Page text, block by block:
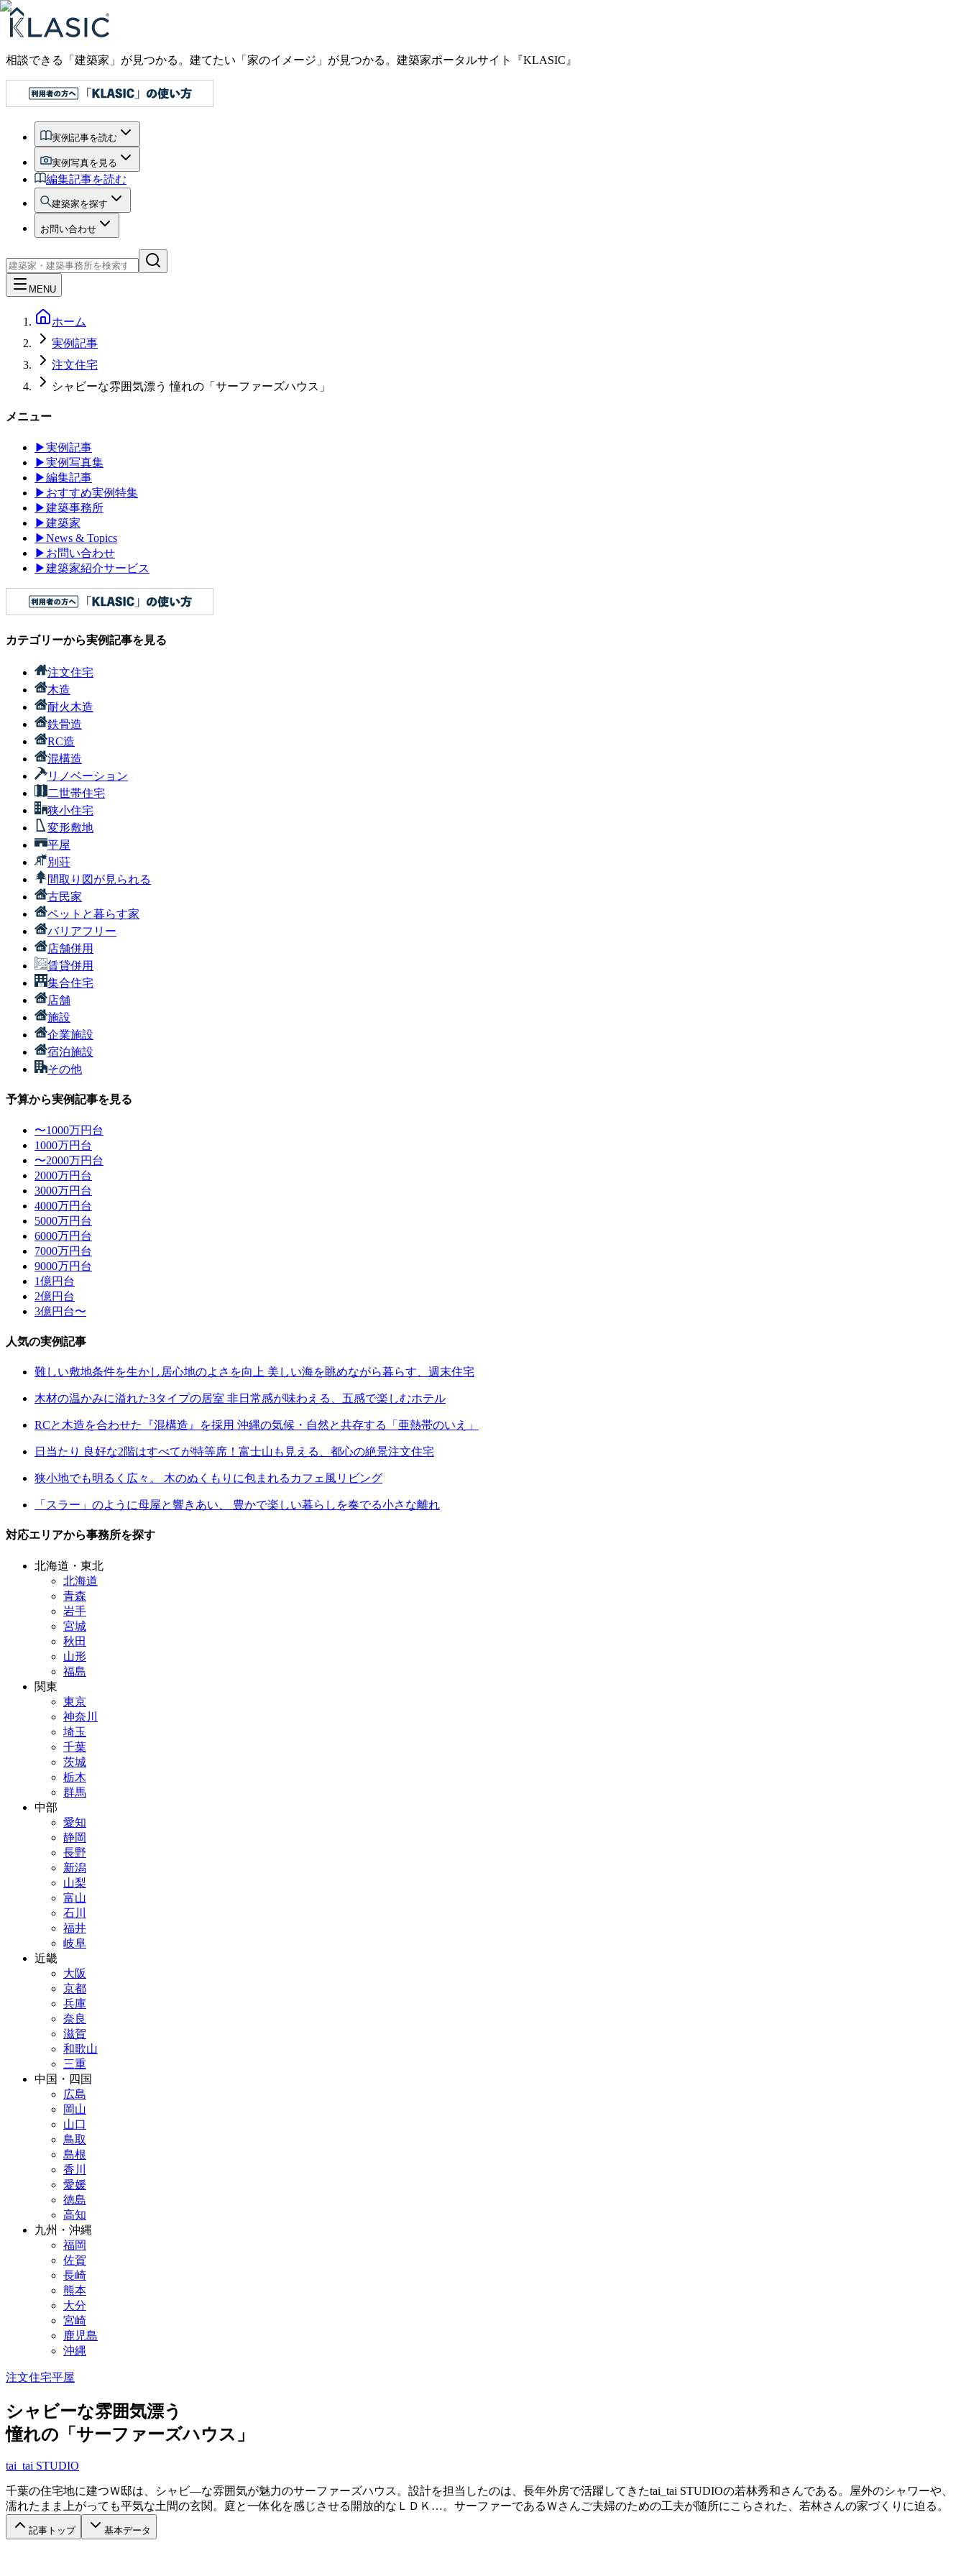
相談できる「建築家」が見つかる。建てたい「家のイメージ」が見つかる。 建築家ポータルサイト『KLASIC』
実例記事を読む
実例写真を見る
編集記事を読む
建築家を探す
お問い合わせ
MENU
ホーム
実例記事
注文住宅
シャビーな雰囲気漂う 憧れの「サーファーズハウス」
メニュー
▶実例記事
▶実例写真集
▶編集記事
▶ おすすめ実例特集
▶建築事務所
▶建築家
▶News & Topics
▶ お問い合わせ
▶建築家紹介サービス
カテゴリーから実例記事を見る
注文住宅
木造
耐火木造
鉄骨造
RC造
混構造
リノベーション
二世帯住宅
狭小住宅
変形敷地
平屋
別荘
間取り図が見られる
古民家
ペットと暮らす家
バリアフリー
店舗併用
賃貸併用
集合住宅
店舗
施設
企業施設
宿泊施設
その他
予算から実例記事を見る
〜1000万円台
1000万円台
〜2000万円台
2000万円台
3000万円台
4000万円台
5000万円台
6000万円台
7000万円台
9000万円台
1億円台
2億円台
3億円台〜
人気の実例記事
難しい敷地条件を生かし居心地のよさを向上 美しい海を眺めながら暮らす、週末住宅
木材の温かみに溢れた3タイプの居室 非日常感が味わえる、五感で楽しむホテル
RCと木造を合わせた『混構造』を採用 沖縄の気候・自然と共存する「亜熱帯のいえ」
日当たり 良好な2階はすべてが特等席！富士山も見える、都心の絶景注文住宅
狭小地でも明るく広々。 木のぬくもりに包まれるカフェ風リビング
「スラー」のように母屋と響きあい、 豊かで楽しい暮らしを奏でる小さな離れ
対応エリアから事務所を探す
北海道・東北
北海道
青森
岩手
宮城
秋田
山形
福島
関東
東京
神奈川
埼玉
千葉
茨城
栃木
群馬
中部
愛知
静岡
長野
新潟
山梨
富山
石川
福井
岐阜
近畿
大阪
京都
兵庫
奈良
滋賀
和歌山
三重
中国・四国
広島
岡山
山口
鳥取
島根
香川
愛媛
徳島
高知
九州・沖縄
福岡
佐賀
長崎
熊本
大分
宮崎
鹿児島
沖縄
注文住宅平屋
シャビーな雰囲気漂う
憧れの「サーファーズハウス」
tai_tai STUDIO
千葉の住宅地に建つＷ邸は、シャビ―な雰囲気が魅力のサーファーズハウス。設計を担当したのは、長年外房で活躍してきたtai_tai STUDIOの若林秀和さんである。屋外のシャワーや、
濡れたまま上がっても平気な土間の玄関。庭と一体化を感じさせる開放的なＬＤＫ…。サーファーであるＷさんご夫婦のための工夫が随所にこらされた、若林さんの家づくりに迫る。
記事トップ 基本データ